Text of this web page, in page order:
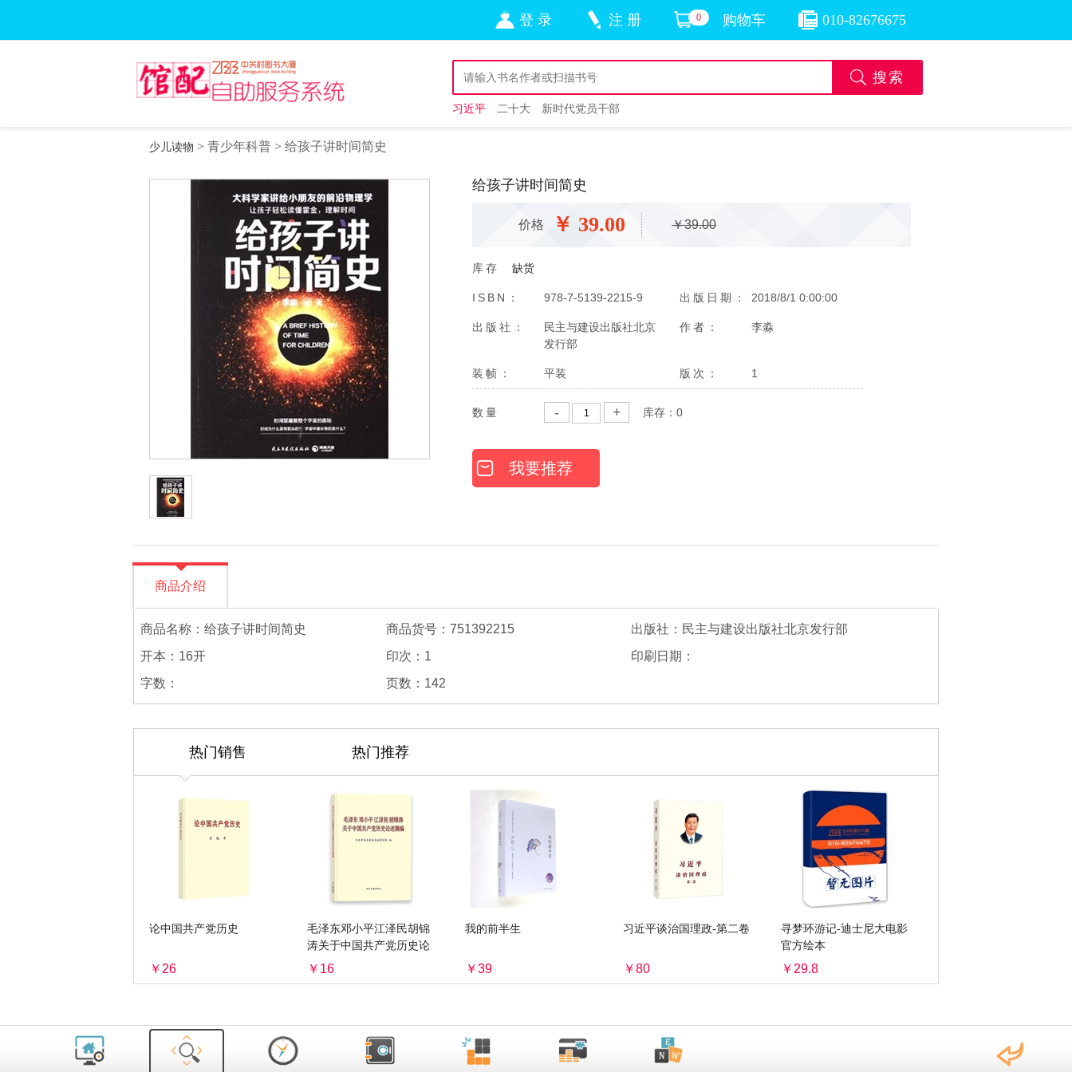
登 录 注 册 0 购物车 010-82676675
习近平 二十大 新时代党员干部
少儿读物 > 青少年科普 > 给孩子讲时间简史
给孩子讲时间简史
价格 ￥ 39.00 ￥39.00
库存 缺货
ISBN： 978-7-5139-2215-9 出版日期： 2018/8/1 0:00:00
出版社：
民主与建设出版社北京
发行部
作者： 李淼
装帧： 平装 版次： 1
数量 - + 库存： 0
我要推荐
商品介绍
商品名称：给孩子讲时间简史 商品货号：751392215
出版社：民主与建设出版社北京发行部
开本：16开
印次：1
印刷日期：
字数：
页数：142
热门销售 热门推荐
论中国共产党历史
￥26
毛泽东邓小平江泽民胡锦
涛关于中国共产党历史论
述摘编
￥16
我的前半生
￥39
习近平谈治国理政-第二卷
￥80
寻梦环游记-迪士尼大电影
官方绘本
￥29.8